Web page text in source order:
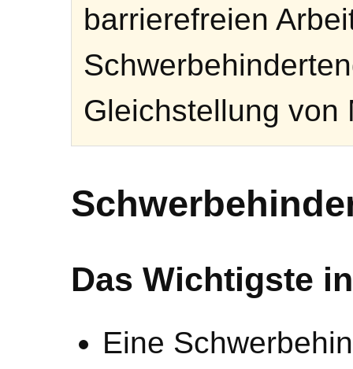
barrierefreien
Gleichstellung
Das Wichtigste
Eine